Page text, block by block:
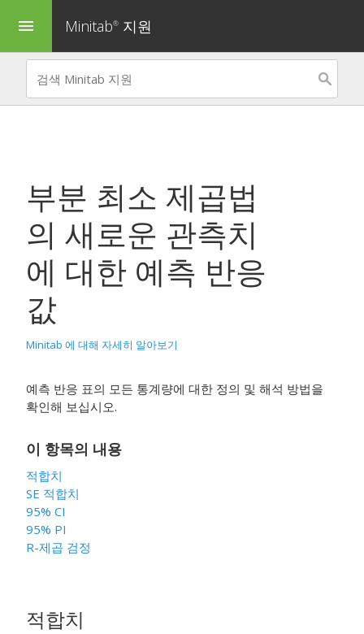
menu Minitab® 지원
부분 최소 제곱법
의 새로운 관측치
에 대한 예측 반응
값
Minitab 에 대해 자세히 알아보기
예측 반응 표의 모든 통계량에 대한 정의 및 해석 방법을
확인해 보십시오.
이 항목의 내용
적합치
SE 적합치
95% CI
95% PI
R-제곱 검정
적합치